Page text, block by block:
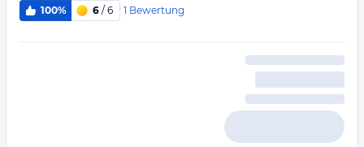
100% 6 / 6 1 Bewertung